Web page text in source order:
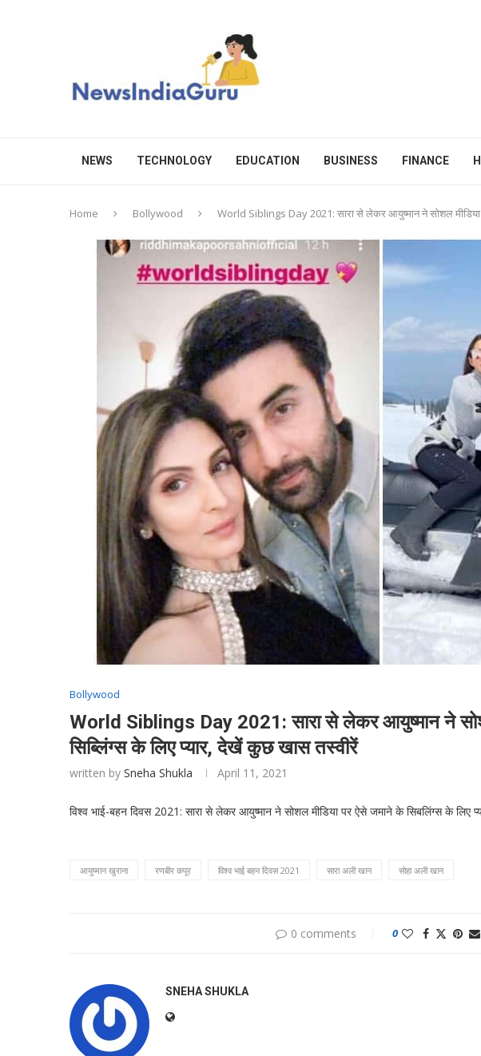
NEWS TECHNOLOGY EDUCATION BUSINESS FINANCE
Home Bollywood World Siblings Day 2021: सारा से लेकर आयुष्मान ने सोशल मीडिया
Bollywood
World Siblings Day 2021: सारा से लेकर आयुष्मान ने
सिब्लिंग्स के लिए प्यार, देखें कुछ खास तस्वीरें
written by Sneha Shukla April 11, 2021
विश्व भाई-बहन दिवस 2021: सारा से लेकर आयुष्मान ने सोशल मीडिया पर ऐसे जमाने के सिबलिंग्स के लिए
आयुष्मान खुराना रणबीर कपूर विश्व भाई बहन दिवस 2021 सारा अली खान सोहा अली खान
0 comments 0
SNEHA SHUKLA